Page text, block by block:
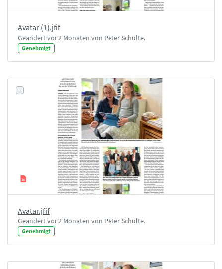
Avatar (1).jfif
Geändert vor 2 Monaten von Peter Schulte.
Genehmigt
Avatar.jfif
Geändert vor 2 Monaten von Peter Schulte.
Genehmigt